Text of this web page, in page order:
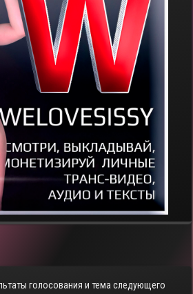
голосования и тема следующего